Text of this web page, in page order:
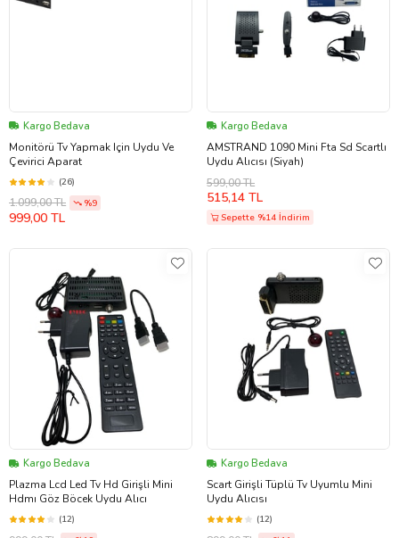
Kargo Bedava
Monitörü Tv Yapmak Için Uydu Ve
Çevirici Aparat
(26)
1.099,00 TL %9
999,00 TL
Kargo Bedava
AMSTRAND 1090 Mini Fta Sd Scartlı
Uydu Alıcısı (Siyah)
599,00 TL
515,14 TL
Sepette %14 İndirim
Kargo Bedava
Plazma Lcd Led Tv Hd Girişli Mini
Hdmı Göz Böcek Uydu Alıcı
(12)
Kargo Bedava
Scart Girişli Tüplü Tv Uyumlu Mini
Uydu Alıcısı
(12)